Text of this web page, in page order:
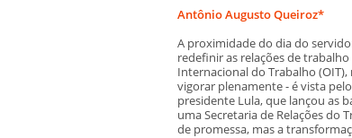
Antônio Augusto Queiroz*
A proximidade do dia do
redefinir as relações de
Internacional do Trabalho
vigorar plenamente - é vista
presidente Lula, que lançou as
uma Secretaria de Relações do
de promessa, mas a